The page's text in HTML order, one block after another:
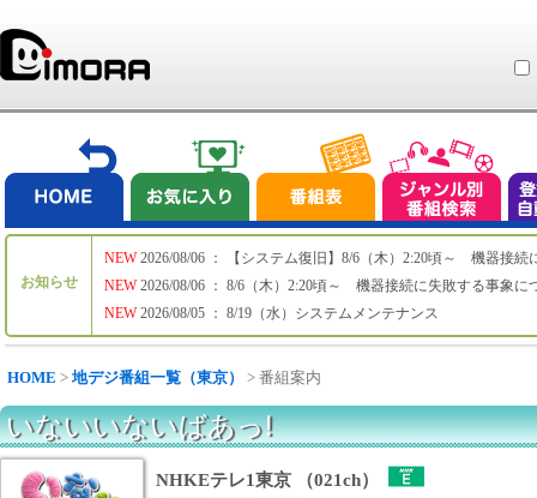
お知らせ
NEW
NEW
NEW
2026/08/06 ： 【システム復旧】8/6（木）2:20頃～ 機器接続
2026/08/06 ： 8/6（木）2:20頃～ 機器接続に失敗する事象に
2026/08/05 ： 8/19（水）システムメンテナンス
HOME > 地デジ番組一覧（東京） > 番組案内
いないいないばあっ!
NHKEテレ1東京 （021ch）